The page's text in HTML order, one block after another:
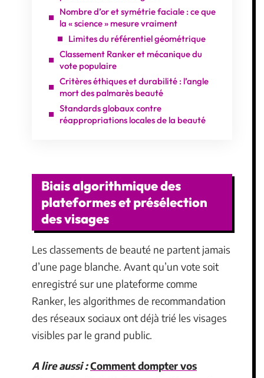
Nombre d’or et symétrie faciale : ce que
la « science » mesure vraiment
Limites du référentiel géométrique
Classement Ranker et mécanique du
vote populaire
Critères éthiques et durabilité : l’angle
mort des palmarès beauté
Standards globaux contre
réappropriations locales de la beauté
Biais algorithmique des
plateformes et présélection
des visages
Les classements de beauté ne partent jamais
d’une page blanche. Avant qu’un vote soit
enregistré sur une plateforme comme
Ranker, les algorithmes de recommandation
des réseaux sociaux ont déjà trié les visages
visibles par le grand public.
A lire aussi :Comment dompter vos